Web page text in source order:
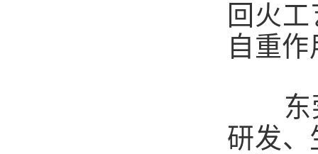
回火
自重
研发、